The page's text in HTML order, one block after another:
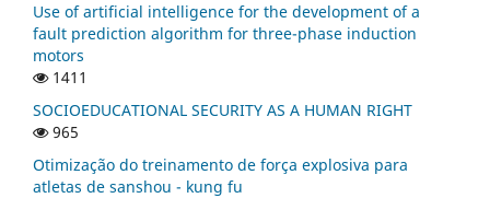
Use of artificial intelligence for the development of a
fault prediction algorithm for three-phase induction
motors
1411
SOCIOEDUCATIONAL SECURITY AS A HUMAN RIGHT
965
Otimização do treinamento de força explosiva para
atletas de sanshou - kung fu